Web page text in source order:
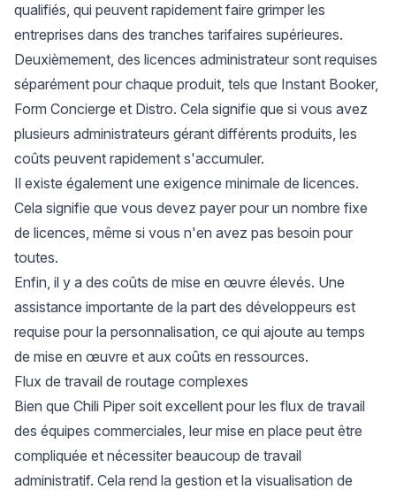
qualifiés, qui peuvent rapidement faire grimper les
entreprises dans des tranches tarifaires supérieures.
Deuxièmement, des licences administrateur sont requises
séparément pour chaque produit, tels que Instant Booker,
Form Concierge et Distro. Cela signifie que si vous avez
plusieurs administrateurs gérant différents produits, les
coûts peuvent rapidement s'accumuler.
Il existe également une exigence minimale de licences.
Cela signifie que vous devez payer pour un nombre fixe
de licences, même si vous n'en avez pas besoin pour
toutes.
Enfin, il y a des coûts de mise en œuvre élevés. Une
assistance importante de la part des développeurs est
requise pour la personnalisation, ce qui ajoute au temps
de mise en œuvre et aux coûts en ressources.
Flux de travail de routage complexes
Bien que Chili Piper soit excellent pour les flux de travail
des équipes commerciales, leur mise en place peut être
compliquée et nécessiter beaucoup de travail
administratif. Cela rend la gestion et la visualisation de